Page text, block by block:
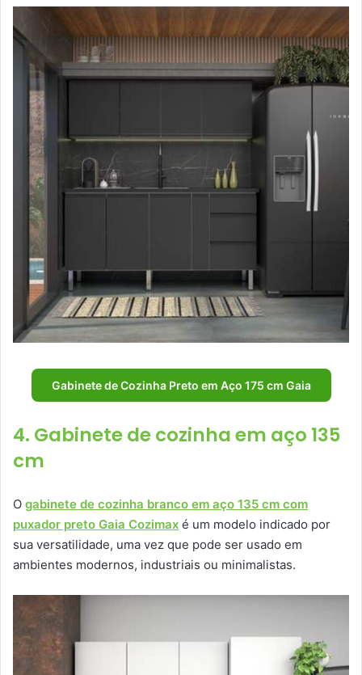
Gabinete de Cozinha Preto em Aço 175 cm Gaia
4. Gabinete de cozinha em aço 135
cm
O gabinete de cozinha branco em aço 135 cm com
puxador preto Gaia Cozimax é um modelo indicado por
sua versatilidade, uma vez que pode ser usado em
ambientes modernos, industriais ou minimalistas.